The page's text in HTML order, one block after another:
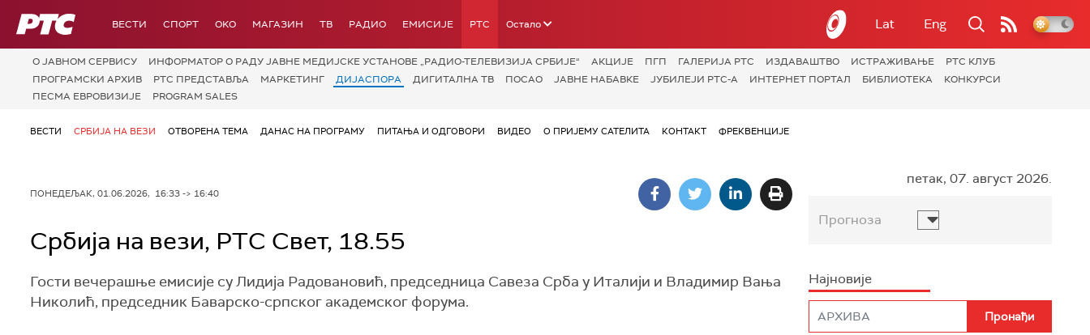
РТС ВЕСТИ СПОРТ OKO МАГАЗИН ТВ РАДИО ЕМИСИЈЕ РТС Остало Lat Eng
О JАВНОМ СЕРВИСУ ИНФОРМАТОР О РАДУ ЈАВНЕ МЕДИЈСКЕ УСТАНОВЕ „РАДИО-ТЕЛЕВИЗИЈА СРБИЈЕ“ АКЦИЈЕ ПГП ГАЛЕРИЈА РТС ИЗДАВАШТВО ИСТРАЖИВАЊЕ
РТС КЛУБ
ПРОГРАМСКИ АРХИВ
РТС ПРЕДСТАВЉА МАРКЕТИНГ ДИЈАСПОРА ДИГИТАЛНА ТВ ПОСАО ЈАВНЕ НАБАВКЕ ЈУБИЛЕЈИ РТС-А ИНТЕРНЕТ ПОРТАЛ БИБЛИОТЕКА
КОНКУРСИ
ПЕСМА ЕВРОВИЗИЈЕ
PROGRAM SALES
ВЕСТИ СРБИЈА НА ВЕЗИ ОТВОРЕНА ТЕМА ДАНАС НА ПРОГРАМУ ПИТАЊА И ОДГОВОРИ ВИДЕО О ПРИЈЕМУ САТЕЛИТА КОНТАКТ ФРЕКВЕНЦИЈЕ
ПОНЕДЕЉАК, 01.06.2026, 16:33 -> 16:40
Србија на вези, РТС Свет, 18.55
Гости вечерашње емисије су Лидија Радовановић, председница Савеза Срба у Италији и Владимир Вања
Николић, председник Баварско-српског академског форума.
петак, 07. август 2026.
Прогноза
Најновије